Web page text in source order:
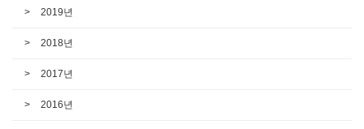
2019년
2018년
2017년
2016년